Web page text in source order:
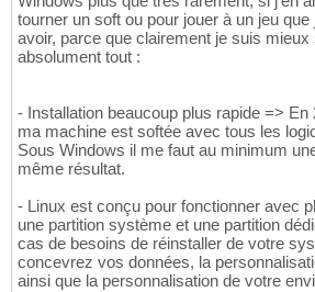
tourner un soft ou pour jouer à un jeu
avoir, parce que clairement je suis
absolument tout :
- Installation beaucoup plus rapide =>
ma machine est softée avec tous les
Sous Windows il me faut au minimum
même résultat.
- Linux est conçu pour fonctionner avec
une partition système et une partition
cas de besoins de réinstaller de votre
concevrez vos données, la
ainsi que la personnalisation de votre